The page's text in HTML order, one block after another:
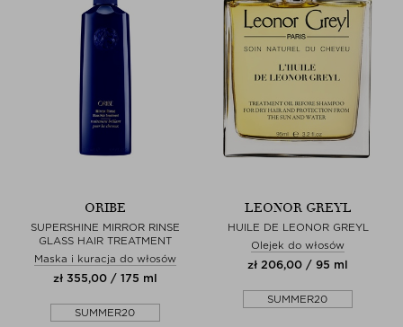
ORIBE
SUPERSHINE MIRROR RINSE
GLASS HAIR TREATMENT
Maska i kuracja do włosów
zł 355,00 / 175 ml
SUMMER20
LEONOR GREYL
HUILE DE LEONOR GREYL
Olejek do włosów
zł 206,00 / 95 ml
SUMMER20